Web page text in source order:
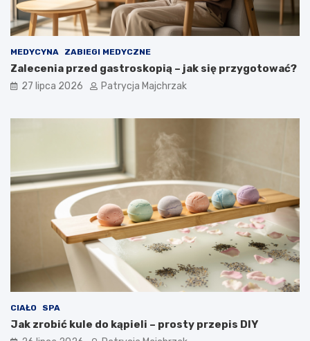
MEDYCYNA ZABIEGI MEDYCZNE
Zalecenia przed gastroskopią – jak się przygotować?
27 lipca 2026 Patrycja Majchrzak
CIAŁO SPA
Jak zrobić kule do kąpieli – prosty przepis DIY